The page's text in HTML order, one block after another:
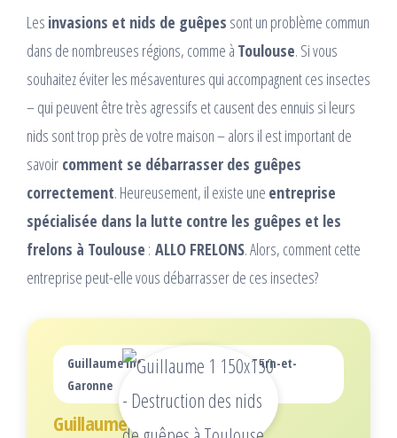
Les invasions et nids de guêpes sont un problème commun
dans de nombreuses régions, comme à Toulouse. Si vous
souhaitez éviter les mésaventures qui accompagnent ces insectes
– qui peuvent être très agressifs et causent des ennuis si leurs
nids sont trop près de votre maison – alors il est important de
savoir comment se débarrasser des guêpes
correctement. Heureusement, il existe une entreprise
spécialisée dans la lutte contre les guêpes et les
frelons à Toulouse : ALLO FRELONS. Alors, comment cette
entreprise peut-elle vous débarrasser de ces insectes?
Guillaume intervient dans tout le Tarn-et-
Garonne
Guillaume